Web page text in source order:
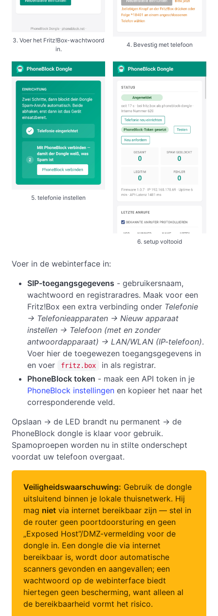
3. Voer het Fritz!Box-wachtwoord
in.
4. Bevestig met telefoon
5. telefonie instellen
6. setup voltooid
Voer in de webinterface in:
SIP-toegangsgegevens - gebruikersnaam,
wachtwoord en registraradres. Maak voor een
Fritz!Box een extra verbinding onder Telefonie
→ Telefonieapparaten → Nieuw apparaat
instellen → Telefoon (met en zonder
antwoordapparaat) → LAN/WLAN (IP-telefoon).
Voer hier de toegewezen toegangsgegevens in
en voer
fritz.box
in als registrar.
PhoneBlock token - maak een API token in je
PhoneBlock instellingen en kopieer het naar het
corresponderende veld.
Opslaan → de LED brandt nu permanent → de
PhoneBlock dongle is klaar voor gebruik.
Spamoproepen worden nu in stilte onderschept
voordat uw telefoon overgaat.
Veiligheidswaarschuwing: Gebruik de dongle
uitsluitend binnen je lokale thuisnetwerk. Hij
mag niet via internet bereikbaar zijn — stel in
de router geen poortdoorsturing en geen
„Exposed Host”/DMZ-vermelding voor de
dongle in. Een dongle die via internet
bereikbaar is, wordt door automatische
scanners gevonden en aangevallen; een
wachtwoord op de webinterface biedt
hiertegen geen bescherming, want alleen al
de bereikbaarheid vormt het risico.